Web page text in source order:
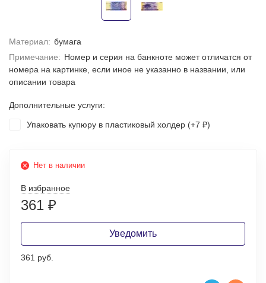
Материал: бумага
Примечание: Номер и серия на банкноте может отличатся от
номера на картинке, если иное не указанно в названии, или
описании товара
Дополнительные услуги:
Упаковать купюру в пластиковый холдер (+7 ₽)
Нет в наличии
В избранное
361 ₽
Уведомить
361 руб.